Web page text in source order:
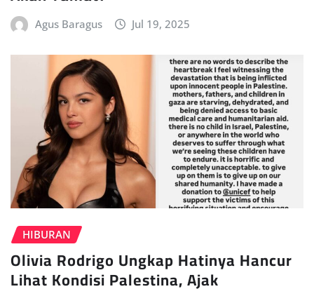
Agus Baragus Jul 19, 2025
HIBURAN
Olivia Rodrigo Ungkap Hatinya Hancur
Lihat Kondisi Palestina, Ajak